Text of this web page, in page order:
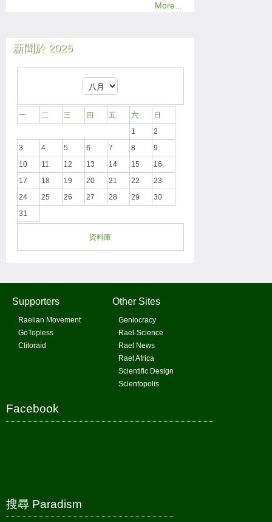
More...
新聞於 2026
一 二 三 四 五 六
日
1
2
3
4 5 6 7 8
9
10
11 12 13 14 15
16
17
18 19 20 21 22
23
24
25 26 27 28 29
30
31
資料庫
Supporters
Raelian Movement
GoTopless
Clitoraid
Other Sites
Geniocracy
Rael-Science
Rael News
Rael Africa
Scientific Design
Scientopolis
Facebook
搜尋 Paradism